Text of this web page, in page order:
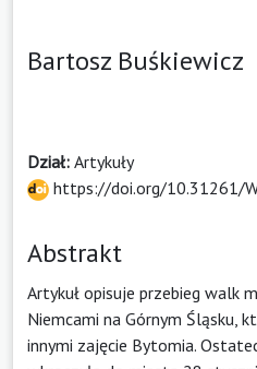
Bartosz Buśkiewicz
Dział: Artykuły
https://doi.org/10.31261/
Abstrakt
Artykuł opisuje przebieg walk
Niemcami na Górnym Śląsku,
innymi zajęcie Bytomia.